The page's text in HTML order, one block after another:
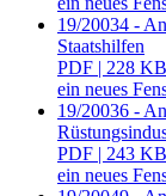
19/20034 -
Staatshilfen
PDF | 228
ein neues
19/20036 -
PDF | 243
ein neues